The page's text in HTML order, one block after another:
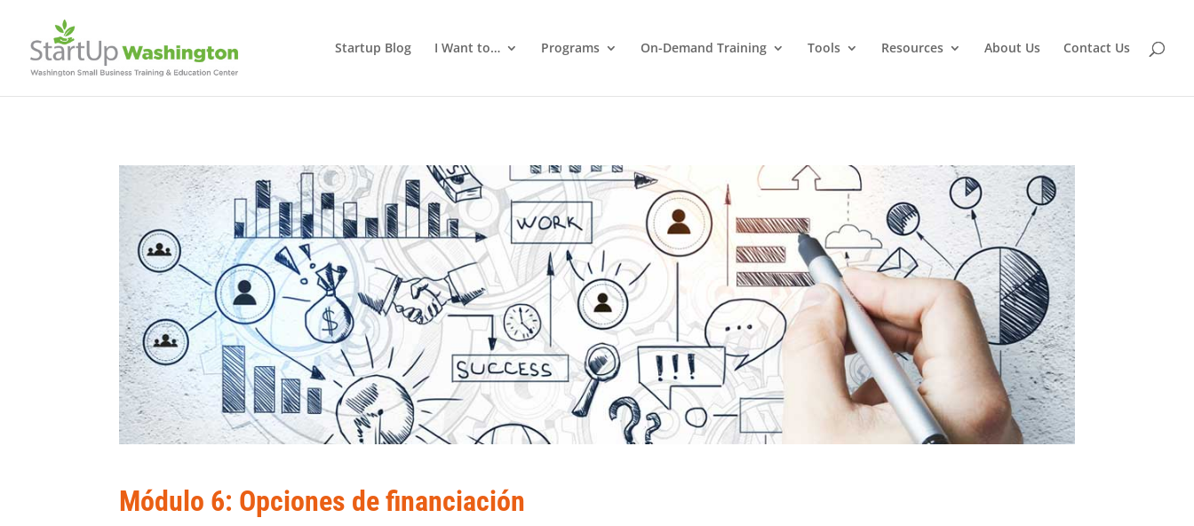
Startup Blog I Want to… Programs On-Demand Training Tools Resources About Us Contact Us
Módulo 6: Opciones de financiación